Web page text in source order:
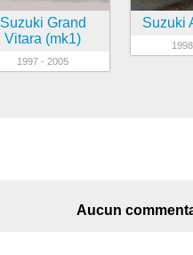
Suzuki Grand
Vitara (mk1)
1997 - 2005
Suzuki
Aucun